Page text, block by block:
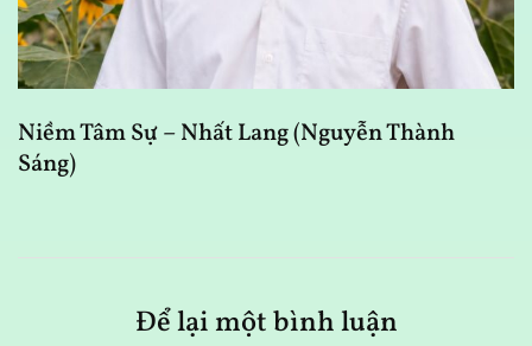
Niềm Tâm Sự – Nhất Lang (Nguyễn Thành
Sáng)
Để lại một bình luận